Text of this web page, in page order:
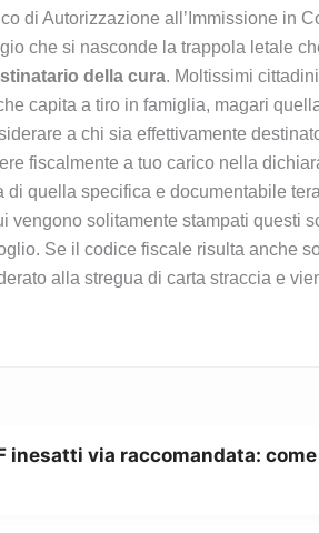
di Autorizzazione all’Immissione in
che si nasconde la trappola letale
della cura. Moltissimi
capita a tiro in famiglia, magari
a chi sia effettivamente
fiscalmente a tuo carico nella
di quella specifica e documentabile
vengono solitamente stampati
Se il codice fiscale risulta anche
alla stregua di carta straccia e
inesatti via raccomandata: